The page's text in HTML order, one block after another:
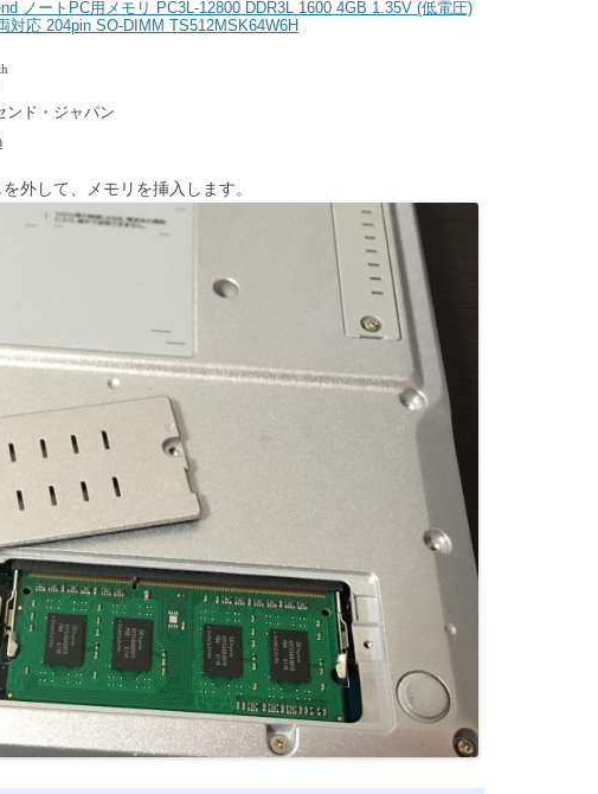
ノートPC用メモリ PC3L-12800 DDR3L 1600 4GB 1.35V (低電圧)
対応 204pin SO-DIMM TS512MSK64W6H
ンド・ジャパン
外して、メモリを挿入します。